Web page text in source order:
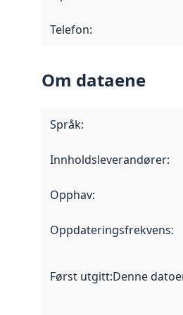
Telefon:
Om dataene
Språk:
Innholdsleverandører:
Opphav:
Oppdateringsfrekvens:
Først utgitt:Denne